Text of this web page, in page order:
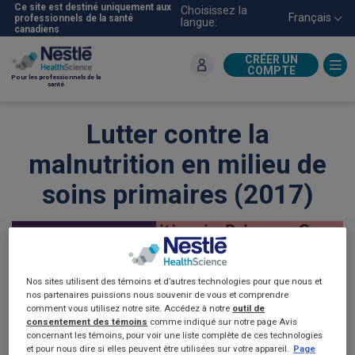
Aller
au
contenu
principal
Pour les professionnels de la
santé
Ce site est destiné uniquement aux
professionnels de la santé
canadiens
Choisissez la
langue:
Français
CRÉER UN
COMPTE
Lutter contre la
malnutrition en milieu de
soins primaires (2017)
Nos sites utilisent des témoins et d’autres technologies pour que nous et
nos partenaires puissions nous souvenir de vous et comprendre
comment vous utilisez notre site. Accédez à notre outil de
consentement des témoins comme indiqué sur notre page Avis
concernant les témoins, pour voir une liste complète de ces technologies
et pour nous dire si elles peuvent être utilisées sur votre appareil.
Page